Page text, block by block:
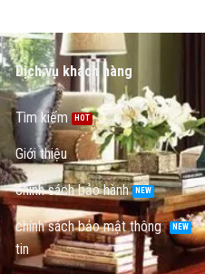
Dịch vụ khách hàng
Tìm kiếm
Giới thiệu
chính sách bảo hành
chính sách bảo mật thông
tin